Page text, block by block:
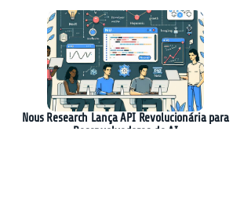
Nous Research Lança API Revolucionária para
Desenvolvedores de AI